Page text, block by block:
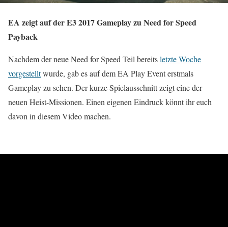
EA zeigt auf der E3 2017 Gameplay zu Need for Speed
Payback
Nachdem der neue Need for Speed Teil bereitsletzte Woche
vorgestelltwurde, gab es auf dem EA Play Event erstmals
Gameplay zu sehen. Der kurze Spielausschnitt zeigt eine der
neuen Heist-Missionen. Einen eigenen Eindruck könnt ihr euch
davon in diesem Video machen.